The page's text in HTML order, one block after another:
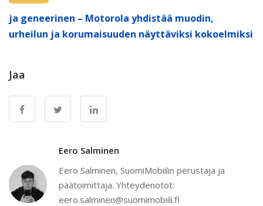
ja geneerinen – Motorola yhdistää muodin,
urheilun ja korumaisuuden näyttäviksi kokoelmiksi
Jaa
Eero Salminen
Eero Salminen, SuomiMobiilin perustaja ja
päätoimittaja. Yhteydenotot:
eero.salminen@suomimobiili.fi